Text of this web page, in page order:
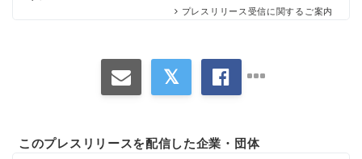
プレスリリース受信に関するご案内
このプレスリリースを配信した企業・団体